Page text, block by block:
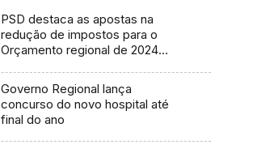
PSD destaca as apostas na
redução de impostos para o
Orçamento regional de 2024
Governo Regional lança
concurso do novo hospital até
final do ano